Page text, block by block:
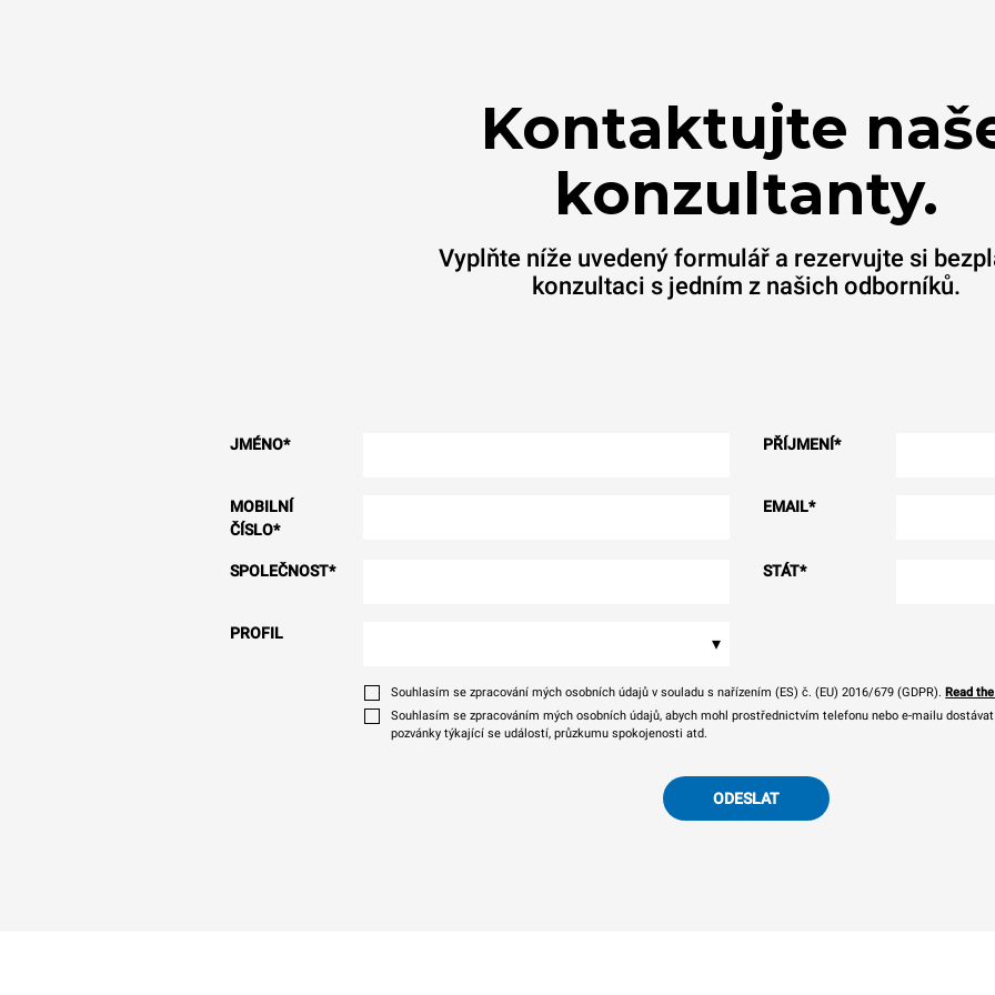
Kontaktujte
konzultanty.
Vyplňte níže uvedený formulář a rezervujte si
konzultaci s jedním z našich odborníků.
JMÉNO* PŘÍJMENÍ*
MOBILNÍ
ČÍSLO*
EMAIL*
SPOLEČNOST* STÁT*
PROFIL ▾
Souhlasím se zpracování mých osobních údajů v souladu s nařízením (ES) č. (EU) 2016/679 (GDPR). Read
Souhlasím se zpracováním mých osobních údajů, abych mohl prostřednictvím telefonu nebo e-mailu
pozvánky týkající se událostí, průzkumu spokojenosti atd.
ODESLAT